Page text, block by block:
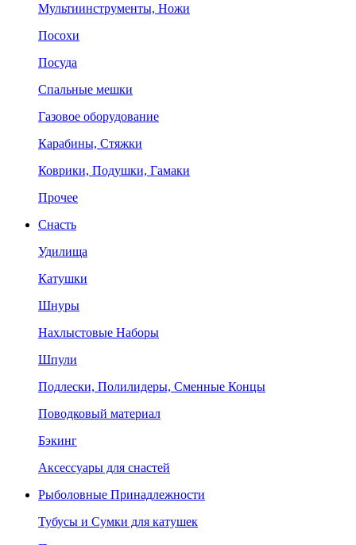
Мультиинструменты, Ножи
Посохи
Посуда
Спальные мешки
Газовое оборудование
Карабины, Стяжки
Коврики, Подушки, Гамаки
Прочее
Снасть
Удилища
Катушки
Шнуры
Нахлыстовые Наборы
Шпули
Подлески, Полилидеры, Сменные Концы
Поводковый материал
Бэкинг
Аксессуары для снастей
Рыболовные Принадлежности
Тубусы и Сумки для катушек